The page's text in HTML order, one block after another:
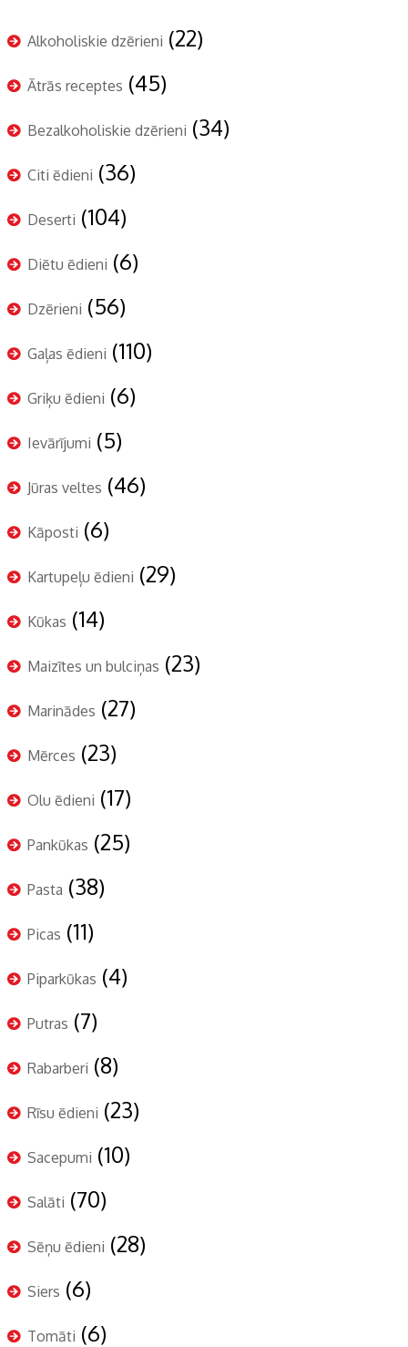
Alkoholiskie dzērieni (22)
Ātrās receptes (45)
Bezalkoholiskie dzērieni (34)
Citi ēdieni (36)
Deserti (104)
Diētu ēdieni (6)
Dzērieni (56)
Gaļas ēdieni (110)
Griķu ēdieni (6)
Ievārījumi (5)
Jūras veltes (46)
Kāposti (6)
Kartupeļu ēdieni (29)
Kūkas (14)
Maizītes un bulciņas (23)
Marinādes (27)
Mērces (23)
Olu ēdieni (17)
Pankūkas (25)
Pasta (38)
Picas (11)
Piparkūkas (4)
Putras (7)
Rabarberi (8)
Rīsu ēdieni (23)
Sacepumi (10)
Salāti (70)
Sēņu ēdieni (28)
Siers (6)
Tomāti (6)